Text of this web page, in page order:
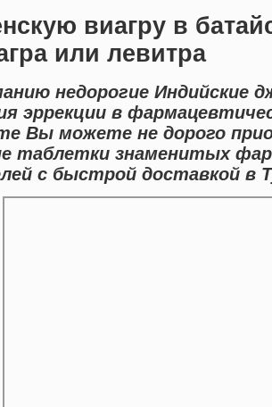
виагру в
или левитра
недорогие Индийские
эррекции в
Вы можете не дорого
таблетки знаменитых
с быстрой доставкой в